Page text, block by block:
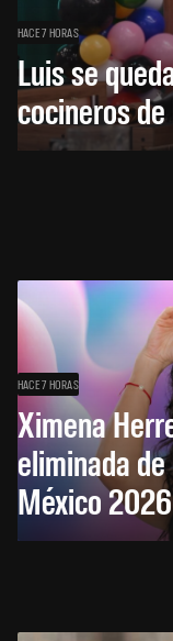
HACE 7 HORAS
Luis se
cocineros
HACE 7 HORAS
Ximena
eliminada
México 2026